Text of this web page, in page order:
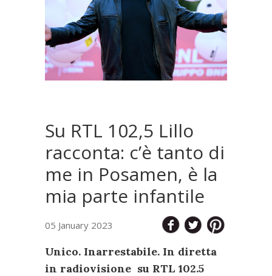
Su RTL 102,5 Lillo
racconta: c’è tanto di
me in Posamen, è la
mia parte infantile
05 January 2023
Unico. Inarrestabile. In diretta
in radiovisione su RTL 102.5